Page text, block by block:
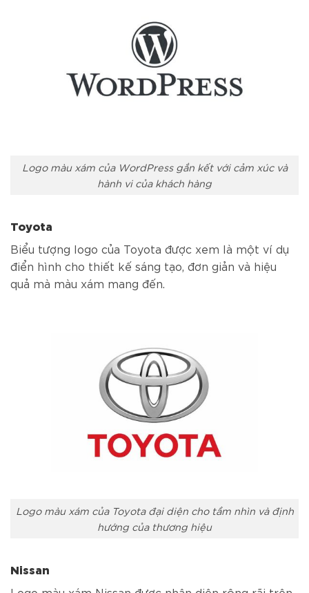
Logo màu xám của WordPress gắn kết với cảm xúc và
hành vi của khách hàng
Toyota
Biểu tượng logo của Toyota được xem là một ví dụ
điển hình cho thiết kế sáng tạo, đơn giản và hiệu
quả mà màu xám mang đến.
Logo màu xám của Toyota đại diện cho tầm nhìn và định
hướng của thương hiệu
Nissan